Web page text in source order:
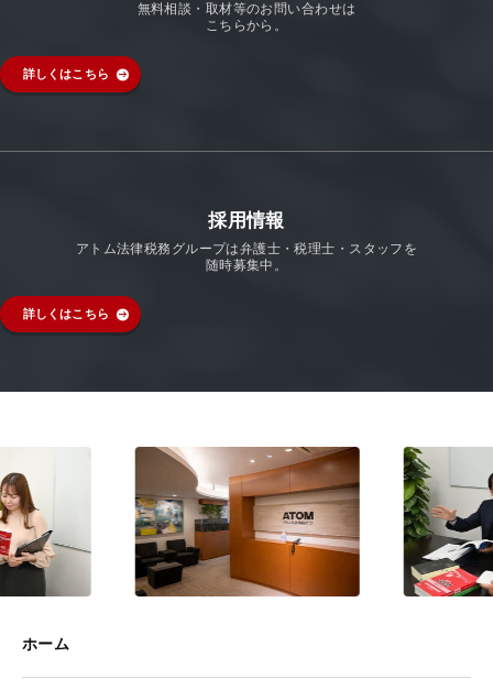
無料相談・取材等のお問い合わせは
こちらから。
詳しくはこちら
採用情報
アトム法律税務グループは弁護士・税理士・スタッフを
随時募集中。
詳しくはこちら
ホーム